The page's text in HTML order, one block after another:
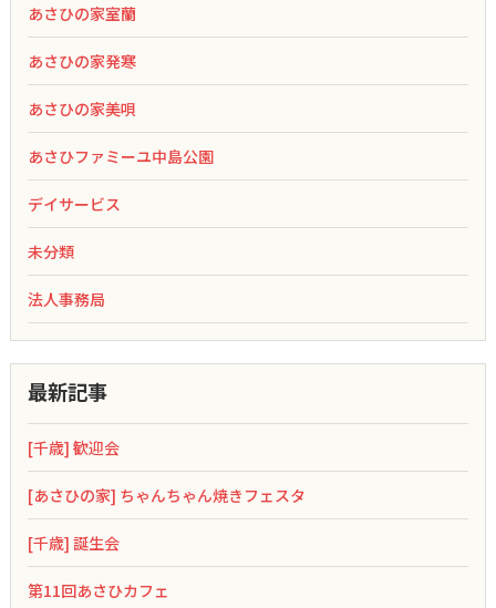
あさひの家室蘭
あさひの家発寒
あさひの家美唄
あさひファミーユ中島公園
デイサービス
未分類
法人事務局
最新記事
[千歳] 歓迎会
[あさひの家] ちゃんちゃん焼きフェスタ
[千歳] 誕生会
第11回あさひカフェ